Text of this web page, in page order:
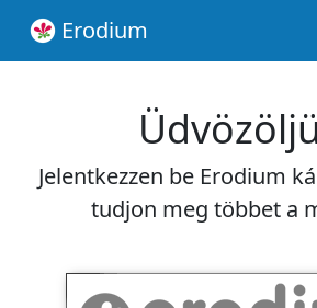
Erodium
Jelentkezzen be Erodium
tudjon meg többet a